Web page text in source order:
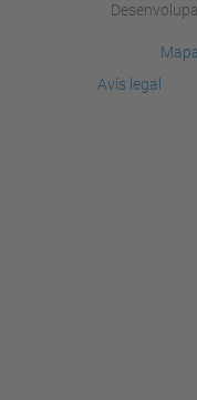
Avís legal